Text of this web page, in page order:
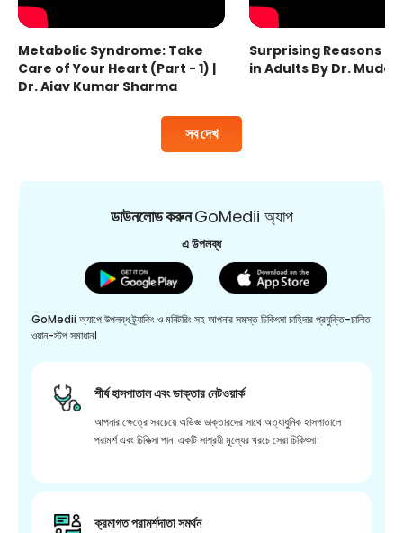
সব দেখ
Metabolic Syndrome: Take
Care of Your Heart (Part - 1) |
Dr. Ajay Kumar Sharma
Surprising Reasons
in Adults By Dr.
ডাউনলোড করুনGoMedii অ্যাপ
এ উপলব্ধ
GoMedii অ্যাপে উপলব্ধ ট্র্যাকিং ও মনিটরিং সহ আপনার সমস্ত চিকিৎসা চাহিদার প্রযুক্তি-চালিত
ওয়ান-স্টপ সমাধান।
শীর্ষ হাসপাতাল এবং ডাক্তার নেটওয়ার্ক
আপনার ক্ষেত্রে সবচেয়ে অভিজ্ঞ ডাক্তারদের সাথে অত্যাধুনিক হাসপাতালে
পরামর্শ এবং চিকিত্সা পান। একটি সাশ্রয়ী মূল্যের খরচে সেরা চিকিৎসা।
ক্রমাগত পরামর্শদাতা সমর্থন